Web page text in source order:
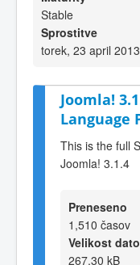
Stable
Sprostitve
torek, 23 april
Joomla!
Language
This is the full
Joomla! 3.1.4
Preneseno
1,510 časov
Velikost
267,30 kB